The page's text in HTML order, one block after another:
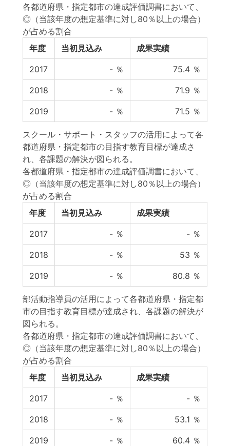
各都道府県・指定都市の達成評価調書において、
◎（当該年度の想定基準に対し80％以上の場合）
が占める割合
年度
当初見込み 成果実績
2017 - ％ 75.4 ％
2018 - ％ 71.9 ％
2019 - ％ 71.5 ％
スクール・サポート・スタッフの活用によって各
都道府県・指定都市の目指す教育目標が達成さ
れ、各課題の解決が図られる。
各都道府県・指定都市の達成評価調書において、
◎（当該年度の想定基準に対し80％以上の場合）
が占める割合
年度
当初見込み 成果実績
2017 - ％ - ％
2018 - ％ 53 ％
2019 - ％ 80.8 ％
部活動指導員の活用によって各都道府県・指定都
市の目指す教育目標が達成され、各課題の解決が
図られる。
各都道府県・指定都市の達成評価調書において、
◎（当該年度の想定基準に対し80％以上の場合）
が占める割合
年度
当初見込み 成果実績
2017 - ％ - ％
2018 - ％ 53.1 ％
2019 - ％ 60.4 ％